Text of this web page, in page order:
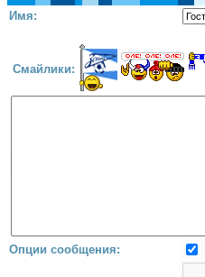
Имя:
Смайлики:
Опции сообщения: